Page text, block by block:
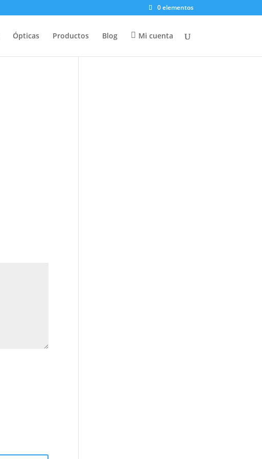
0 elementos
Ópticas Productos Blog Mi cuenta